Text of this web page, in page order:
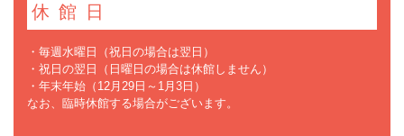
休館日
・毎週水曜日（祝日の場合は翌日）
・祝日の翌日（日曜日の場合は休館しません）
・年末年始（12月29日～1月3日）
なお、臨時休館する場合がございます。